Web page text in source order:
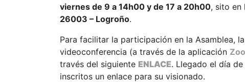
viernes de 9 a 14h00 y de 17 a 20h00, sito en
26003 – Logroño.
Para facilitar la participación en la Asamblea,
videoconferencia (a través de la aplicación
través del siguiente ENLACE. Llegado el día
inscritos un enlace para su visionado.